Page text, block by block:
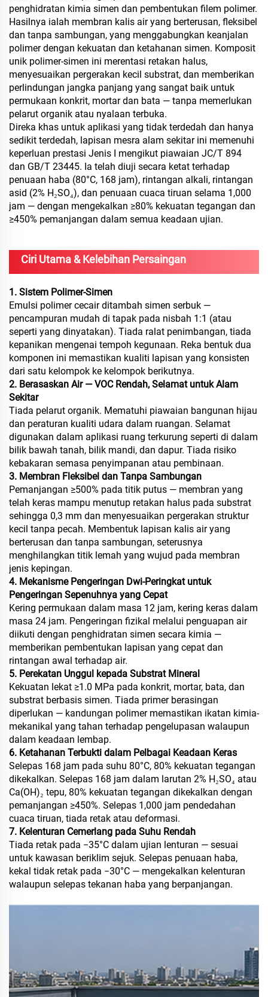
penghidratan kimia simen dan pembentukan filem polimer.
Hasilnya ialah membran kalis air yang berterusan, fleksibel
dan tanpa sambungan, yang menggabungkan keanjalan
polimer dengan kekuatan dan ketahanan simen. Komposit
unik polimer-simen ini merentasi retakan halus,
menyesuaikan pergerakan kecil substrat, dan memberikan
perlindungan jangka panjang yang sangat baik untuk
permukaan konkrit, mortar dan bata — tanpa memerlukan
pelarut organik atau nyalaan terbuka.
Direka khas untuk aplikasi yang tidak terdedah dan hanya
sedikit terdedah, lapisan mesra alam sekitar ini memenuhi
keperluan prestasi Jenis I mengikut piawaian JC/T 894
dan GB/T 23445. Ia telah diuji secara ketat terhadap
penuaan haba (80°C, 168 jam), rintangan alkali, rintangan
asid (2% H₂SO₄), dan penuaan cuaca tiruan selama 1,000
jam — dengan mengekalkan ≥80% kekuatan tegangan dan
≥450% pemanjangan dalam semua keadaan ujian.
Ciri Utama & Kelebihan Persaingan
1. Sistem Polimer-Simen
Emulsi polimer cecair ditambah simen serbuk —
pencampuran mudah di tapak pada nisbah 1:1 (atau
seperti yang dinyatakan). Tiada ralat penimbangan, tiada
kepanikan mengenai tempoh kegunaan. Reka bentuk dua
komponen ini memastikan kualiti lapisan yang konsisten
dari satu kelompok ke kelompok berikutnya.
2. Berasaskan Air — VOC Rendah, Selamat untuk Alam
Sekitar
Tiada pelarut organik. Mematuhi piawaian bangunan hijau
dan peraturan kualiti udara dalam ruangan. Selamat
digunakan dalam aplikasi ruang terkurung seperti di dalam
bilik bawah tanah, bilik mandi, dan dapur. Tiada risiko
kebakaran semasa penyimpanan atau pembinaan.
3. Membran Fleksibel dan Tanpa Sambungan
Pemanjangan ≥500% pada titik putus — membran yang
telah keras mampu menutup retakan halus pada substrat
sehingga 0,3 mm dan menyesuaikan pergerakan struktur
kecil tanpa pecah. Membentuk lapisan kalis air yang
berterusan dan tanpa sambungan, seterusnya
menghilangkan titik lemah yang wujud pada membran
jenis kepingan.
4. Mekanisme Pengeringan Dwi-Peringkat untuk
Pengeringan Sepenuhnya yang Cepat
Kering permukaan dalam masa 12 jam, kering keras dalam
masa 24 jam. Pengeringan fizikal melalui penguapan air
diikuti dengan penghidratan simen secara kimia —
memberikan pembentukan lapisan yang cepat dan
rintangan awal terhadap air.
5. Perekatan Unggul kepada Substrat Mineral
Kekuatan lekat ≥1.0 MPa pada konkrit, mortar, bata, dan
substrat berbasis simen. Tiada primer berasingan
diperlukan — kandungan polimer memastikan ikatan kimia-
mekanikal yang tahan terhadap pengelupasan walaupun
dalam keadaan lembap.
6. Ketahanan Terbukti dalam Pelbagai Keadaan Keras
Selepas 168 jam pada suhu 80°C, 80% kekuatan tegangan
dikekalkan. Selepas 168 jam dalam larutan 2% H₂SO₄ atau
Ca(OH)₂ tepu, 80% kekuatan tegangan dikekalkan dengan
pemanjangan ≥450%. Selepas 1,000 jam pendedahan
cuaca tiruan, tiada retak atau deformasi.
7. Kelenturan Cemerlang pada Suhu Rendah
Tiada retak pada −35°C dalam ujian lenturan — sesuai
untuk kawasan beriklim sejuk. Selepas penuaan haba,
kekal tidak retak pada −30°C — mengekalkan kelenturan
walaupun selepas tekanan haba yang berpanjangan.